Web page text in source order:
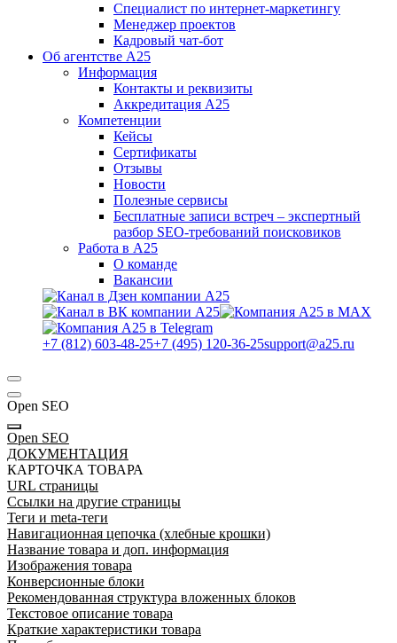
Специалист по интернет-маркетингу
Менеджер проектов
Кадровый чат-бот
Об агентстве А25
Информация
Контакты и реквизиты
Аккредитация А25
Компетенции
Кейсы
Сертификаты
Отзывы
Новости
Полезные сервисы
Бесплатные записи встреч – экспертный
разбор SEO-требований поисковиков
Работа в А25
О команде
Вакансии
+7 (812) 603-48-25+7 (495) 120-36-25support@a25.ru
Open SEO
Open SEO
ДОКУМЕНТАЦИЯ
КАРТОЧКА ТОВАРА
URL страницы
Ссылки на другие страницы
Теги и meta-теги
Навигационная цепочка (хлебные крошки)
Название товара и доп. информация
Изображения товара
Конверсионные блоки
Рекомендованная структура вложенных блоков
Текстовое описание товара
Краткие характеристики товара